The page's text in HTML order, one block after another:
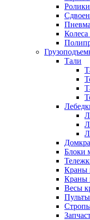
Колеса
Тали
Блоки
Краны
Краны
Весы